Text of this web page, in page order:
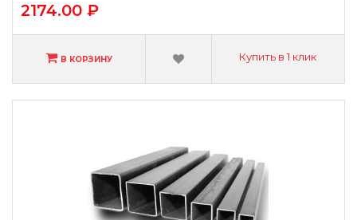
2174.00 ₽
В КОРЗИНУ Купить в 1 клик